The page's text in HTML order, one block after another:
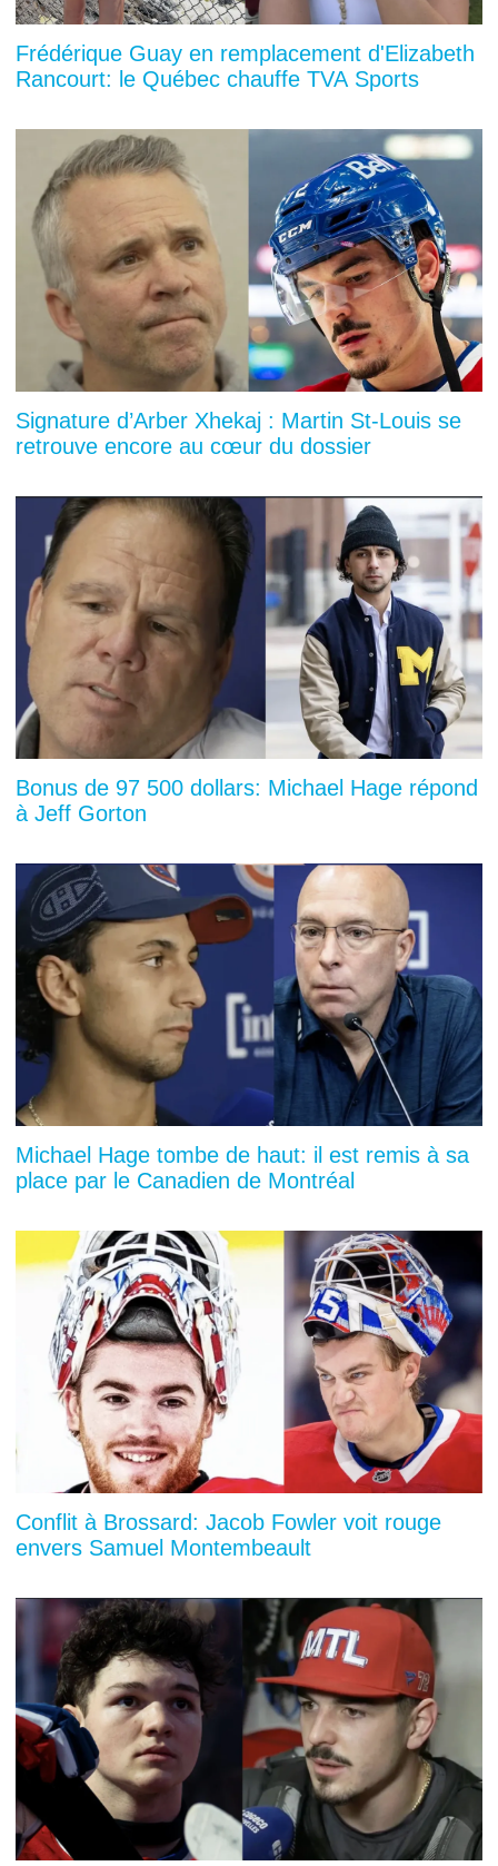
Frédérique Guay en remplacement d'Elizabeth
Rancourt: le Québec chauffe TVA Sports
Signature d’Arber Xhekaj : Martin St-Louis se
retrouve encore au cœur du dossier
Bonus de 97 500 dollars: Michael Hage répond
à Jeff Gorton
Michael Hage tombe de haut: il est remis à sa
place par le Canadien de Montréal
Conflit à Brossard: Jacob Fowler voit rouge
envers Samuel Montembeault